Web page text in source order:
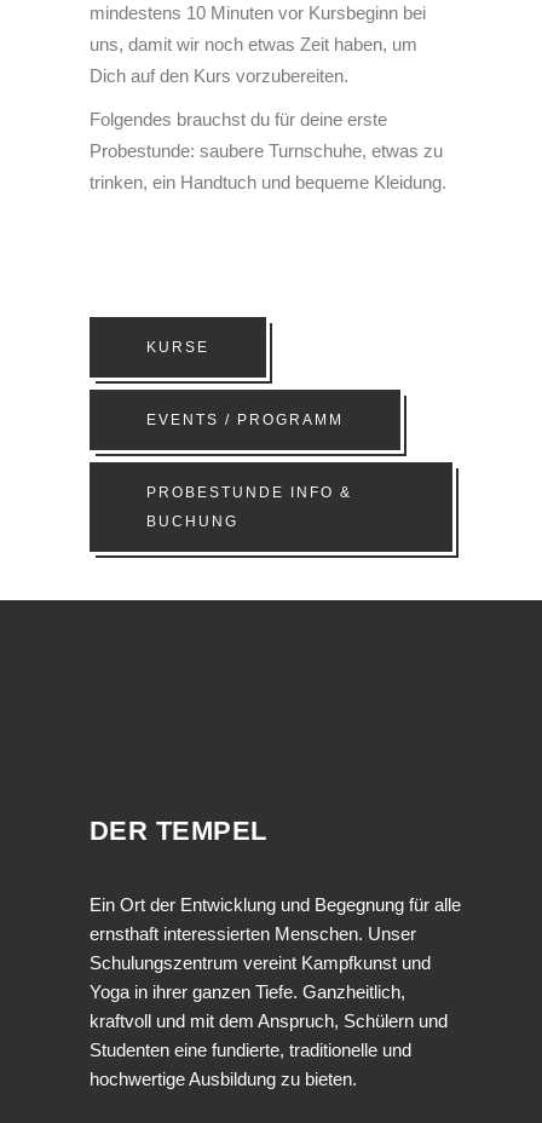
mindestens 10 Minuten vor Kursbeginn bei
uns, damit wir noch etwas Zeit haben, um
Dich auf den Kurs vorzubereiten.
Folgendes brauchst du für deine erste
Probestunde: saubere Turnschuhe, etwas zu
trinken, ein Handtuch und bequeme Kleidung.
KURSE
EVENTS / PROGRAMM
PROBESTUNDE INFO &
BUCHUNG
DER TEMPEL
Ein Ort der Entwicklung und Begegnung für alle
ernsthaft interessierten Menschen. Unser
Schulungszentrum vereint Kampfkunst und
Yoga in ihrer ganzen Tiefe. Ganzheitlich,
kraftvoll und mit dem Anspruch, Schülern und
Studenten eine fundierte, traditionelle und
hochwertige Ausbildung zu bieten.